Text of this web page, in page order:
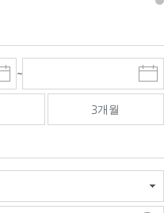
~
종
료
선
3개월